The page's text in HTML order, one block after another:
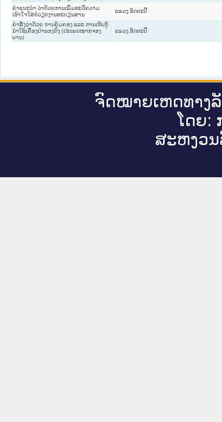
ຄຳແນະນຳ ວ່າດ້ວຍການເພີ່ມທະວີຄວາມ
ເອົາໃຈໃສ່ຕໍ່ວຽກງານທະບຽນສານ
ແຂວງ ອັດຕະປື
ຄຳສັ່ງວ່າດ້ວຍ ການຄຸ້ມຄອງ ແລະ ການເກັບກູ້
ນຳໃຊ້ເຄື່ອງປ່າຂອງດົງ (ປະເພດໝາກຈອງ
ບານ)
ແຂວງ ອັດຕະປື
ຈົດ​ໝາຍ​ເຫດ​ທາງ​
ໂດຍ:
ສະ​ຫງວນ​